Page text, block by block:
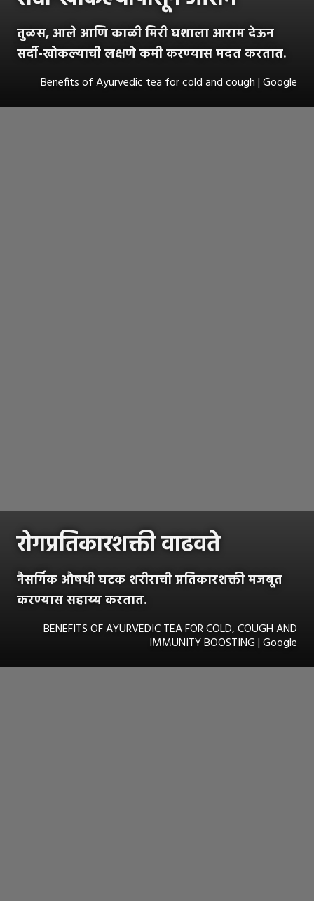
तुळस, आले आणि काळी मिरी घशाला आराम देऊन
सर्दी-खोकल्याची लक्षणे कमी करण्यास मदत करतात.
Benefits of Ayurvedic tea for cold and cough | Google
रोगप्रतिकारशक्ती वाढवते
नैसर्गिक औषधी घटक शरीराची प्रतिकारशक्ती मजबूत
करण्यास सहाय्य करतात.
BENEFITS OF AYURVEDIC TEA FOR COLD, COUGH AND
IMMUNITY BOOSTING | Google